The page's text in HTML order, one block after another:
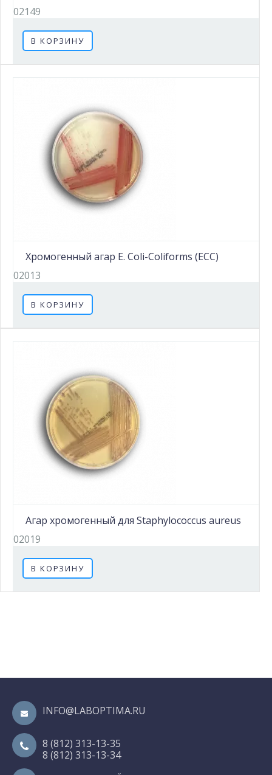
02149
В КОРЗИНУ
Хромогенный агар E. Coli-Coliforms (ECC)
02013
В КОРЗИНУ
Агар хромогенный для Staphylococcus aureus
02019
В КОРЗИНУ
INFO@LABOPTIMA.RU
8 (812) 313-13-35
8 (812) 313-13-34